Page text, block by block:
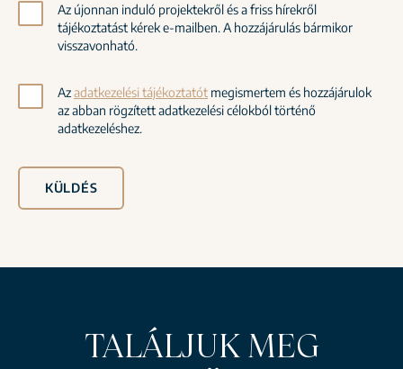
Az újonnan induló projektekről és a friss hírekről
tájékoztatást kérek e-mailben. A hozzájárulás bármikor
visszavonható.
Azadatkezelési tájékoztatót megismertem és hozzájárulok
az abban rögzített adatkezelési célokból történő
adatkezeléshez.
KÜLDÉS
TALÁLJUK MEG